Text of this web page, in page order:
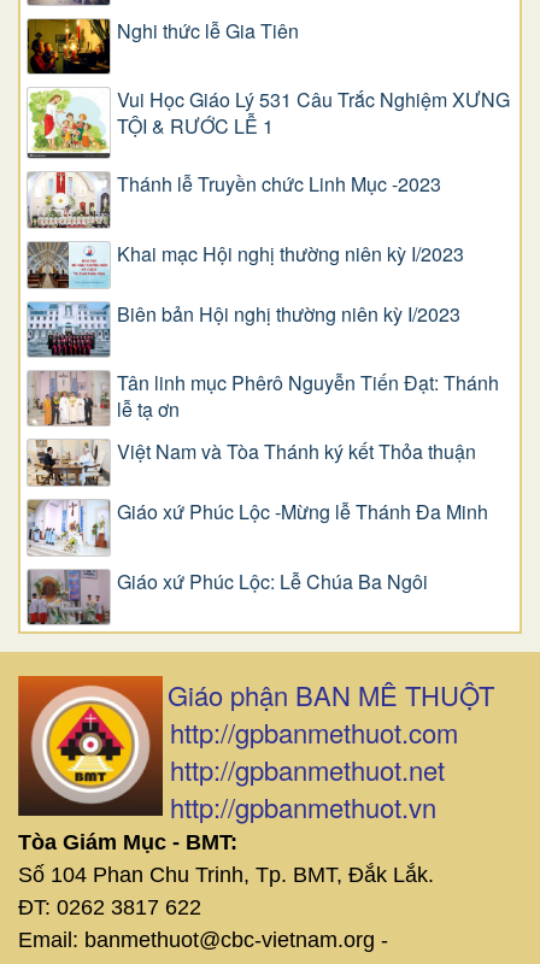
Nghi thức lễ Gia Tiên
Vui Học Giáo Lý 531 Câu Trắc Nghiệm XƯNG
TỘI & RƯỚC LỄ 1
Thánh lễ Truyền chức Linh Mục -2023
Khai mạc Hội nghị thường niên kỳ I/2023
Biên bản Hội nghị thường niên kỳ I/2023
Tân linh mục Phêrô Nguyễn Tiến Đạt: Thánh
lễ tạ ơn
Việt Nam và Tòa Thánh ký kết Thỏa thuận
Giáo xứ Phúc Lộc -Mừng lễ Thánh Đa Minh
Giáo xứ Phúc Lộc: Lễ Chúa Ba Ngôi
Giáo phận BAN MÊ THUỘT
http://gpbanmethuot.com
http://gpbanmethuot.net
http://gpbanmethuot.vn
Tòa Giám Mục - BMT:
Số 104 Phan Chu Trinh, Tp. BMT, Đắk Lắk.
ĐT: 0262 3817 622
Email: banmethuot@cbc-vietnam.org -